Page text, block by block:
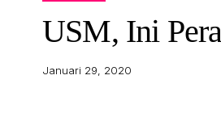
USM, Ini
Januari 29, 2020